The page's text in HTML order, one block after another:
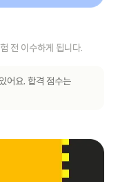
전 이수하게 됩니다.
어요. 합격 점수는